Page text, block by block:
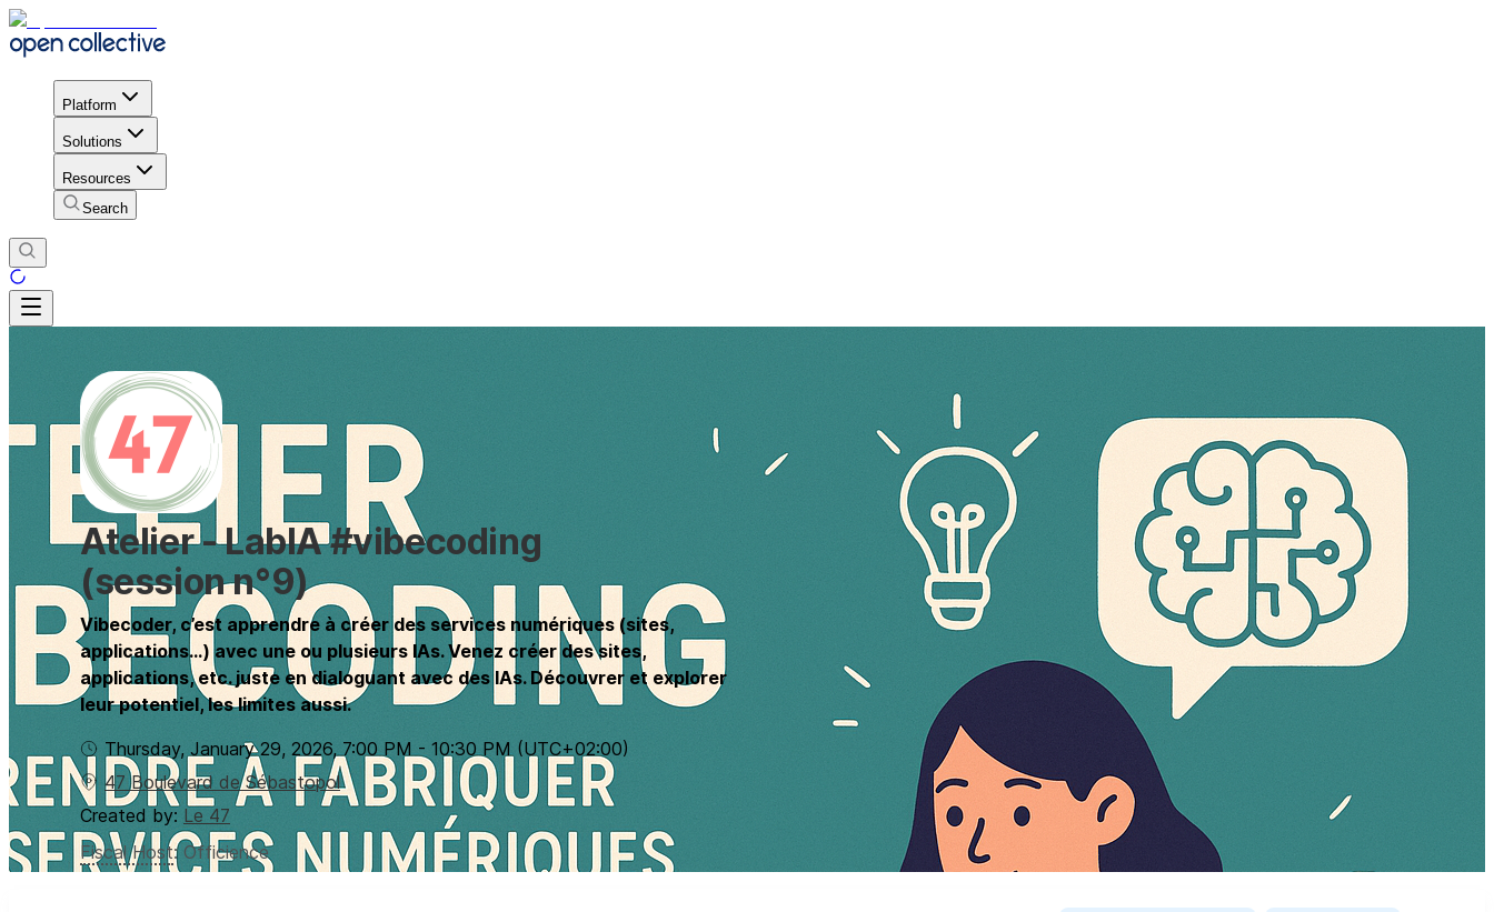
Platform
Solutions
Resources
Search
Atelier - LabIA #vibecoding
(session n°9)
Vibecoder, c’est apprendre à créer des services numériques (sites,
applications...) avec une ou plusieurs IAs. Venez créer des sites,
applications, etc. juste en dialoguant avec des IAs. Découvrer et explorer
leur potentiel, les limites aussi.
Thursday, January 29, 2026, 7:00 PM - 10:30 PM (UTC+02:00)
47 Boulevard de Sébastopol
Created by: Le 47
Fiscal Host: Officience